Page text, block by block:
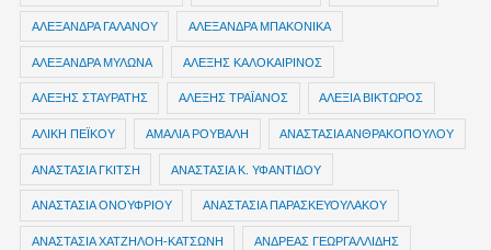
ΑΛΕΞΑΝΔΡΑ ΓΑΛΑΝΟΥ ΑΛΕΞΑΝΔΡΑ ΜΠΑΚΟΝΙΚΑ
ΑΛΕΞΑΝΔΡΑ ΜΥΛΩΝΑ ΑΛΕΞΗΣ ΚΑΛΟΚΑΙΡΙΝΟΣ
ΑΛΕΞΗΣ ΣΤΑΥΡΑΤΗΣ ΑΛΕΞΗΣ ΤΡΑΪΑΝΟΣ ΑΛΕΞΙΑ ΒΙΚΤΩΡΟΣ
ΑΛΙΚΗ ΠΕΪΚΟΥ ΑΜΑΛΙΑ ΡΟΥΒΑΛΗ ΑΝΑΣΤΑΣΙΑ ΑΝΘΡΑΚΟΠΟΥΛΟΥ
ΑΝΑΣΤΑΣΙΑ ΓΚΙΤΣΗ ΑΝΑΣΤΑΣΙΑ Κ. ΥΦΑΝΤΙΔΟΥ
ΑΝΑΣΤΑΣΙΑ ΟΝΟΥΦΡΙΟΥ ΑΝΑΣΤΑΣΙΑ ΠΑΡΑΣΚΕΥΟΥΛΑΚΟΥ
ΑΝΑΣΤΑΣΙΑ ΧΑΤΖΗΛΟΗ-ΚΑΤΣΩΝΗ ΑΝΔΡΕΑΣ ΓΕΩΡΓΑΛΛΙΔΗΣ